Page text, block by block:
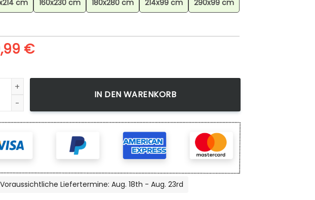
cm 160x230 cm 180x280 cm 214x99 cm 290x99 cm
€
Slayer Kokushibo 22 Teppich, Anime Teppich, Wohnzimmer Dekoration Menge
IN DEN WARENKORB
Voraussichtliche Liefertermine: Aug. 18th - Aug. 23rd